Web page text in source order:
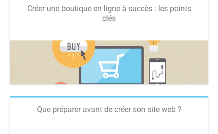
Créer une boutique en ligne à succès : les points
clés
Que préparer avant de créer son site web ?